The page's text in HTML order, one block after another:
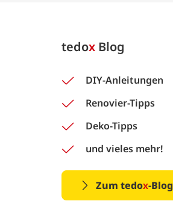
tedox Blog
DIY-Anleitungen
Renovier-Tipps
Deko-Tipps
und vieles mehr!
Zum tedox-Blog